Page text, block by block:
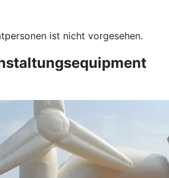
ist nicht vorgesehen.